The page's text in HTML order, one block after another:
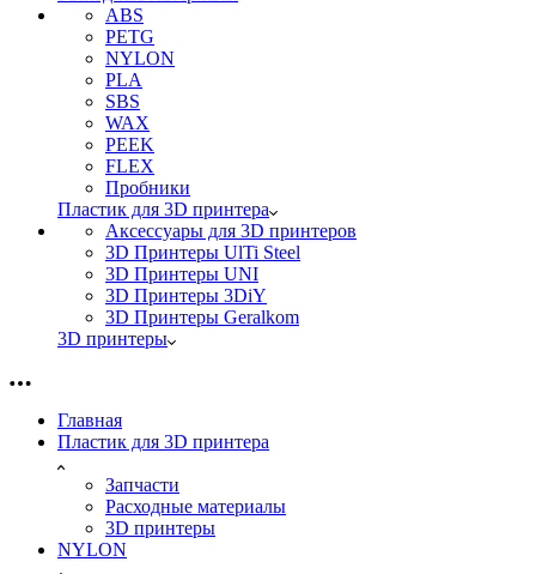
ABS
PETG
NYLON
PLA
SBS
WAX
PEEK
FLEX
Пробники
Пластик для 3D принтера
Аксессуары для 3D принтеров
3D Принтеры UlTi Steel
3D Принтеры UNI
3D Принтеры 3DiY
3D Принтеры Geralkom
3D принтеры
Главная
Пластик для 3D принтера
Запчасти
Расходные материалы
3D принтеры
NYLON